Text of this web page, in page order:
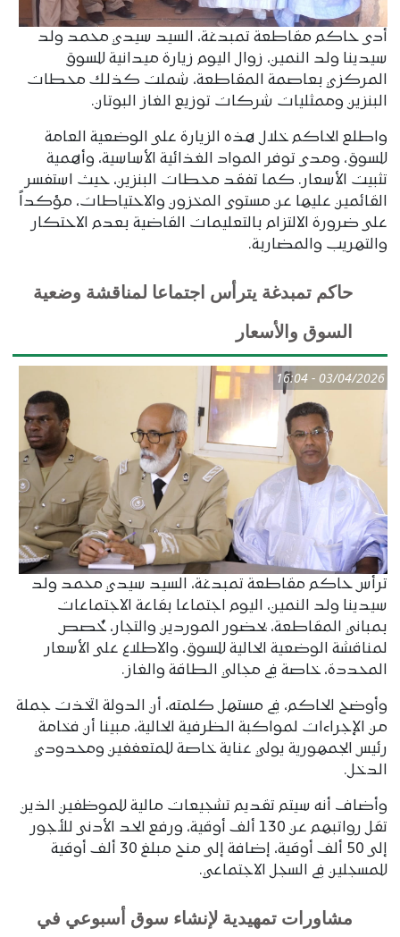
أدى حاكم مقاطعة تمبدغة، السيد سيدي محمد ولد
سيدينا ولد النمين، زوال اليوم زيارة ميدانية للسوق
المركزي بعاصمة المقاطعة، شملت كذلك محطات
البنزين وممثليات شركات توزيع الغاز البوتان.
واطلع الحاكم خلال هذه الزيارة على الوضعية العامة
للسوق، ومدى توفر المواد الغذائية الأساسية، وأهمية
تثبيت الأسعار. كما تفقد محطات البنزين، حيث استفسر
القائمين عليها عن مستوى المخزون والاحتياطات، مؤكداً
على ضرورة الالتزام بالتعليمات القاضية بعدم الاحتكار
والتهريب والمضاربة.
حاكم تمبدغة يترأس اجتماعا لمناقشة وضعية
السوق والأسعار
03/04/2026 - 16:04
ترأس حاكم مقاطعة تمبدغة، السيد سيدي محمد ولد
سيدينا ولد النمين، اليوم اجتماعا بقاعة الاجتماعات
بمباني المقاطعة، بحضور الموردين والتجار، خُصص
لمناقشة الوضعية الحالية للسوق، والاطلاع على الأسعار
المحددة، خاصة في مجالي الطاقة والغاز.
وأوضح الحاكم، في مستهل كلمته، أن الدولة اتخذت جملة
من الإجراءات لمواكبة الظرفية الحالية، مبينا أن فخامة
رئيس الجمهورية يولي عناية خاصة للمتعففين ومحدودي
الدخل.
وأضاف أنه سيتم تقديم تشجيعات مالية للموظفين الذين
تقل رواتبهم عن 130 ألف أوقية، ورفع الحد الأدنى للأجور
إلى 50 ألف أوقية، إضافة إلى منح مبلغ 30 ألف أوقية
للمسجلين في السجل الاجتماعي.
مشاورات تمهيدية لإنشاء سوق أسبوعي في